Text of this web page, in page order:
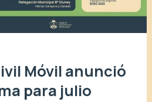
Móvil anunció
para julio